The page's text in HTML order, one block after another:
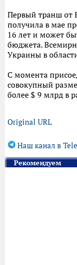
Первый транш от
получила в мае
16 лет и может
бюджета.
Украины в
С момента
совокупный
более $ 9 млрд в
Original URL
Наш канал в
Рекомендуем